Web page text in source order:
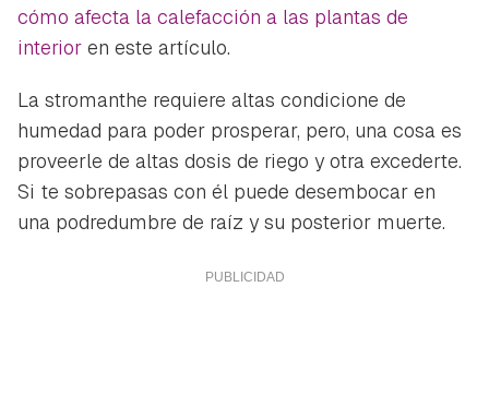
cómo afecta la calefacción a las plantas de
interior en este artículo.
La stromanthe requiere altas condicione de
humedad para poder prosperar, pero, una cosa es
proveerle de altas dosis de riego y otra excederte.
Si te sobrepasas con él puede desembocar en
una podredumbre de raíz y su posterior muerte.